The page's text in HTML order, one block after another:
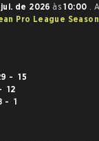
de 2026às10:00 .
Pro League
29 - 15
5 - 12
8 - 1